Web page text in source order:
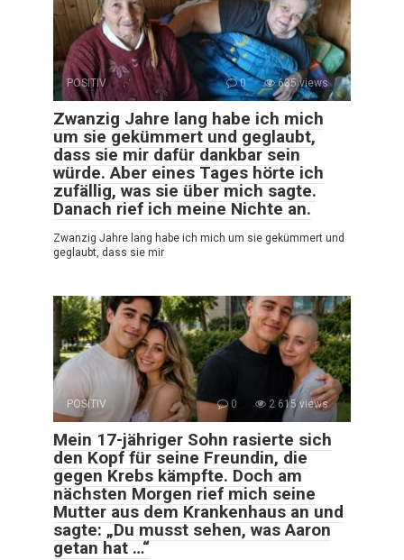
POSITIV 0 635 views
Zwanzig Jahre lang habe ich mich
um sie gekümmert und geglaubt,
dass sie mir dafür dankbar sein
würde. Aber eines Tages hörte ich
zufällig, was sie über mich sagte.
Danach rief ich meine Nichte an.
Zwanzig Jahre lang habe ich mich um sie gekümmert und
geglaubt, dass sie mir
POSITIV 0 2 615 views
Mein 17-jähriger Sohn rasierte sich
den Kopf für seine Freundin, die
gegen Krebs kämpfte. Doch am
nächsten Morgen rief mich seine
Mutter aus dem Krankenhaus an und
sagte: „Du musst sehen, was Aaron
getan hat …“